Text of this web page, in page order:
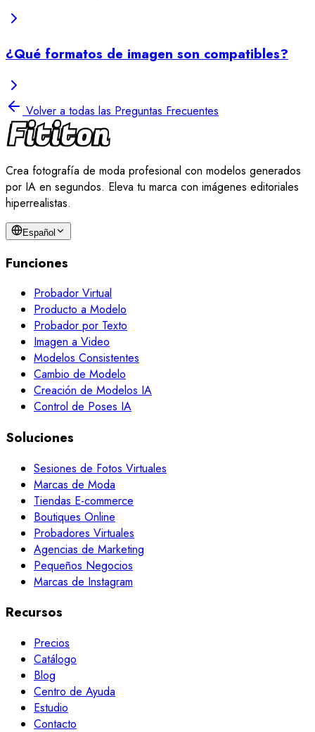
¿Qué formatos de imagen son compatibles?
Volver a todas las Preguntas Frecuentes
Crea fotografía de moda profesional con modelos generados
por IA en segundos. Eleva tu marca con imágenes editoriales
hiperrealistas.
Español
Funciones
Probador Virtual
Producto a Modelo
Probador por Texto
Imagen a Video
Modelos Consistentes
Cambio de Modelo
Creación de Modelos IA
Control de Poses IA
Soluciones
Sesiones de Fotos Virtuales
Marcas de Moda
Tiendas E-commerce
Boutiques Online
Probadores Virtuales
Agencias de Marketing
Pequeños Negocios
Marcas de Instagram
Recursos
Precios
Catálogo
Blog
Centro de Ayuda
Estudio
Contacto